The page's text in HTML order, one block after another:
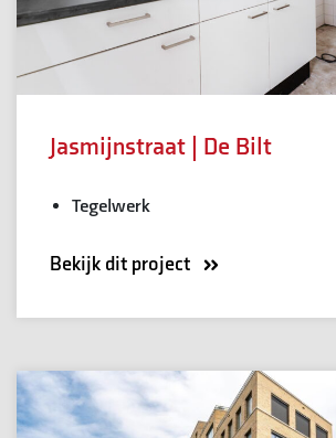
Jasmijnstraat | De Bilt
Tegelwerk
Bekijk dit project